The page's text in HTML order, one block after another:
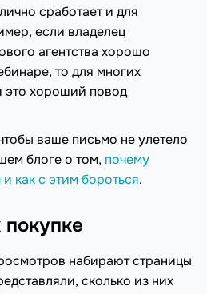
сработает и для
если владелец
агентства хорошо
то для многих
это хороший повод
ваше письмо не улетело
блоге о том, почему
как с этим бороться.
набирают страницы
сколько из них